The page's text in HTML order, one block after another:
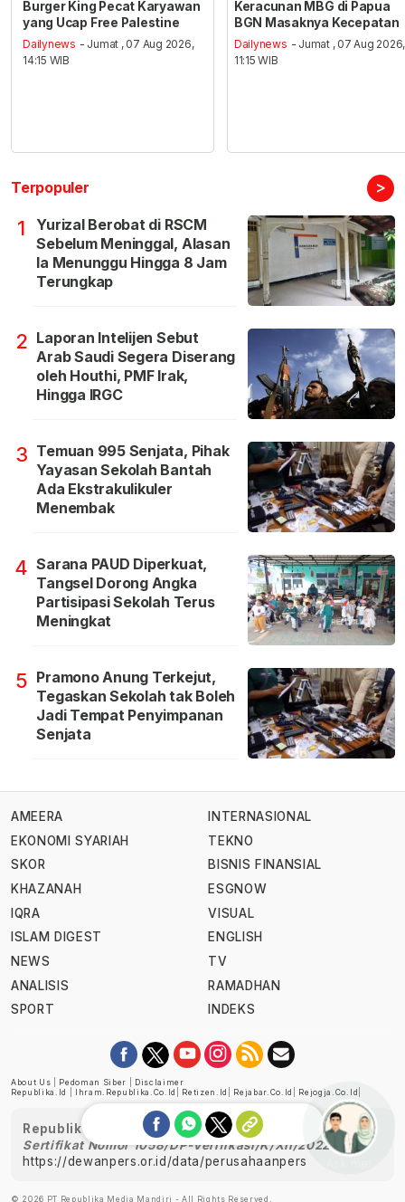
Burger King Pecat Karyawan
yang Ucap Free Palestine
Dailynews - Jumat , 07 Aug 2026,
14:15 WIB
Keracunan MBG di Papua
BGN Masaknya Kecepatan
Dailynews - Jumat , 07 Aug 2026,
11:15 WIB
Terpopuler >
1
Yurizal Berobat di RSCM
Sebelum Meninggal, Alasan
Ia Menunggu Hingga 8 Jam
Terungkap
2 Laporan Intelijen Sebut
Arab Saudi Segera Diserang
oleh Houthi, PMF Irak,
Hingga IRGC
3 Temuan 995 Senjata, Pihak
Yayasan Sekolah Bantah
Ada Ekstrakulikuler
Menembak
4 Sarana PAUD Diperkuat,
Tangsel Dorong Angka
Partisipasi Sekolah Terus
Meningkat
5 Pramono Anung Terkejut,
Tegaskan Sekolah tak Boleh
Jadi Tempat Penyimpanan
Senjata
AMEERA
EKONOMI SYARIAH
SKOR
KHAZANAH
IQRA
ISLAM DIGEST
NEWS
ANALISIS
SPORT
INTERNASIONAL
TEKNO
BISNIS FINANSIAL
ESGNOW
VISUAL
ENGLISH
TV
RAMADHAN
INDEKS
About Us Pedoman Siber
Disclaimer
Republika.id
Ihram.republika.co.id Retizen.id Rejabar.co.id Rejogja.co.id
Republika telah diverifikasi oleh Dewan Pers
Sertifikat Nomor 1058/DP-Verifikasi/K/XII/2022
https://dewanpers.or.id/data/perusahaanpers
© 2026 PT Republika Media Mandiri - All Rights Reserved.